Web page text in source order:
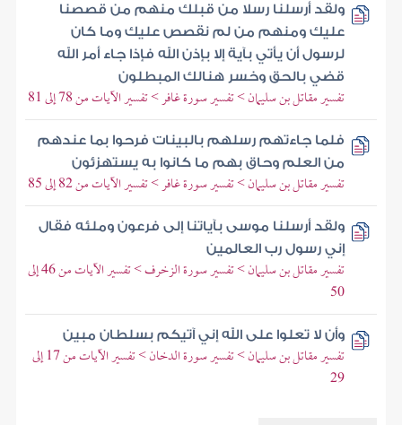
ولقد أرسلنا رسلا من قبلك منهم من قصصنا
عليك ومنهم من لم نقصص عليك وما كان
لرسول أن يأتي بآية إلا بإذن الله فإذا جاء أمر الله
قضي بالحق وخسر هنالك المبطلون
تفسير مقاتل بن سليمان > تفسير سورة غافر > تفسير الآيات من 78 إلى 81
فلما جاءتهم رسلهم بالبينات فرحوا بما عندهم
من العلم وحاق بهم ما كانوا به يستهزئون
تفسير مقاتل بن سليمان > تفسير سورة غافر > تفسير الآيات من 82 إلى 85
ولقد أرسلنا موسى بآياتنا إلى فرعون وملئه فقال
إني رسول رب العالمين
تفسير مقاتل بن سليمان > تفسير سورة الزخرف > تفسير الآيات من 46 إلى
50
وأن لا تعلوا على الله إني آتيكم بسلطان مبين
تفسير مقاتل بن سليمان > تفسير سورة الدخان > تفسير الآيات من 17 إلى
29